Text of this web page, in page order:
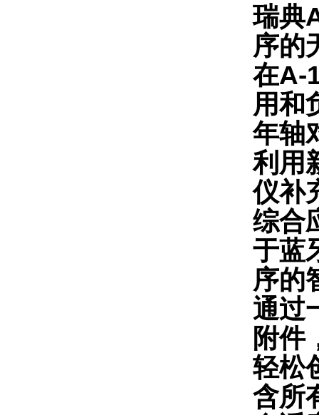
瑞典
序的
在A-
用和
年轴
利用
仪补
综合
于蓝
序的
通过
附件
轻松
含所